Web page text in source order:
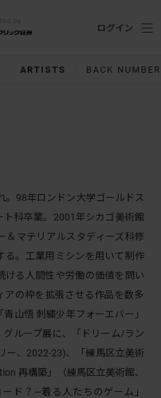
ARTISTS BACK NUMBER
ログイン
98年ロンドン大学ゴールドス
ト科卒業。2001年シカゴ美術館
＆マテリアルスタディーズ科修
る。工業用ミシンを用いて制作
ける人間性や労働の価値を問い
アの枠を拡張させる作品を数多
山悟 刺繍少年フォーエバー」
ループ展に、「ドリーム/ラン
ー、2022-23)、「練馬区立美術
再構築」（練馬区立美術館、
ド？―着る人たちのゲーム」